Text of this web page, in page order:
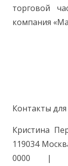
торговой
компания
Контакты для
Кристина
119034
0000 |